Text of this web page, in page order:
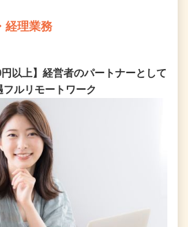
経理業務
円以上】経営者のパートナーとして
ルリモートワーク